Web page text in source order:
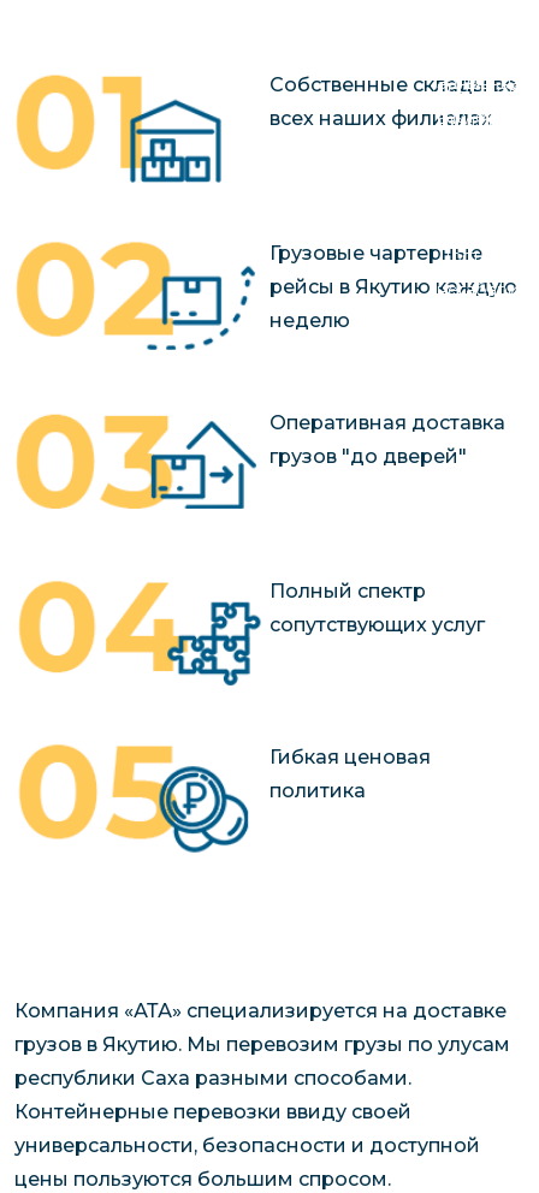
Заявка на
перевозки
Якутию
Доставка
Собственные склады во
всех наших филиалах
Грузовые чартерные
рейсы в Якутию каждую
неделю
Оперативная доставка
грузов "до дверей"
Полный спектр
сопутствующих услуг
Гибкая ценовая
политика
Компания «АТА» специализируется на доставке
грузов в Якутию. Мы перевозим грузы по улусам
республики Саха разными способами.
Контейнерные перевозки ввиду своей
универсальности, безопасности и доступной
цены пользуются большим спросом.